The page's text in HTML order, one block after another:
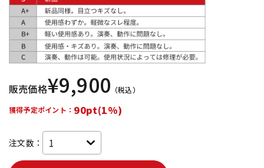
中古 ヴィンテージ
販売価格¥9,900 （税込）
獲得予定ポイント： 90pt(1%)
注文数：